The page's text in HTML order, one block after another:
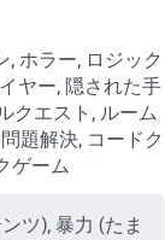
ホラー, ロジック
ヤー, 隠された手
クエスト, ルーム
題解決, コードク
ゲーム
ツ), 暴力 (たま